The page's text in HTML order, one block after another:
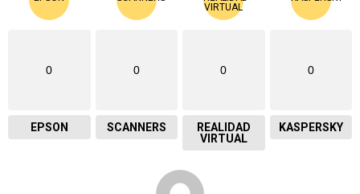
0
EPSON
0
SCANNERS
0
REALIDAD
VIRTUAL
0
KASPERSKY